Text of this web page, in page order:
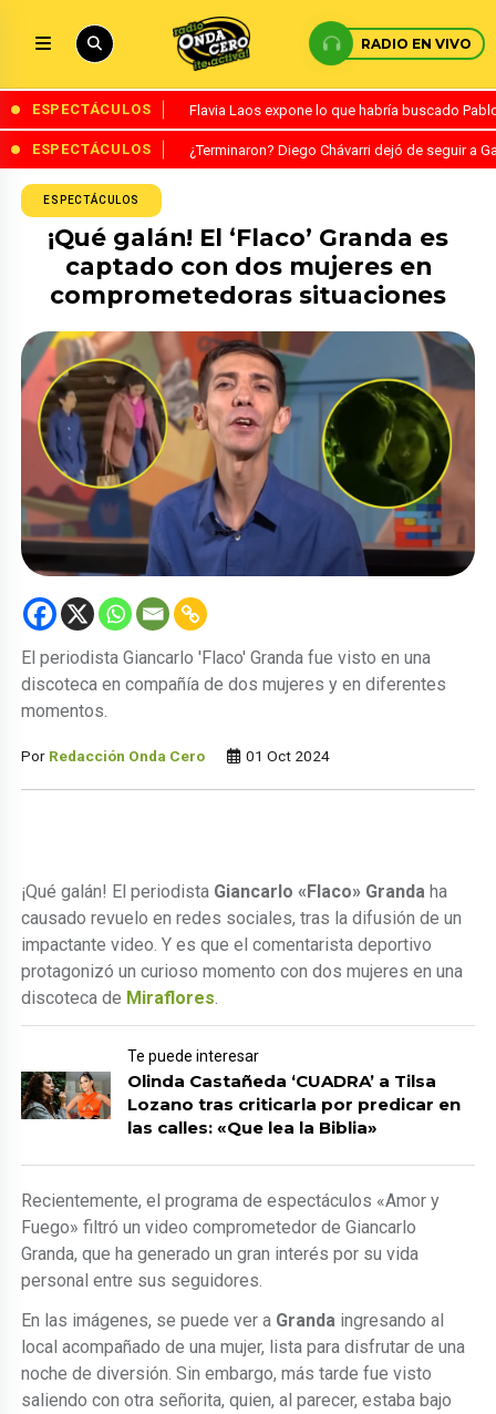
RADIO EN VIVO
ESPECTÁCULOS Flavia Laos expone lo que habría buscado
ESPECTÁCULOS ¿Terminaron? Diego Chávarri dejó de seguir a
ESPECTÁCULOS
¡Qué galán! El ‘Flaco’ Granda es
captado con dos mujeres en
comprometedoras situaciones
El periodista Giancarlo 'Flaco' Granda fue visto en una
discoteca en compañía de dos mujeres y en diferentes
momentos.
Por Redacción Onda Cero 01 Oct 2024
¡Qué galán! El periodista Giancarlo «Flaco» Granda ha
causado revuelo en redes sociales, tras la difusión de un
impactante video. Y es que el comentarista deportivo
protagonizó un curioso momento con dos mujeres en una
discoteca de Miraflores
Te puede interesar
Olinda Castañeda ‘CUADRA’ a Tilsa
Lozano tras criticarla por predicar en
las calles: «Que lea la Biblia»
Recientemente, el programa de espectáculos «Amor y
Fuego» filtró un video comprometedor de Giancarlo
Granda, que ha generado un gran interés por su vida
personal entre sus seguidores.
En las imágenes, se puede ver a Granda ingresando al
local acompañado de una mujer, lista para disfrutar de una
noche de diversión. Sin embargo, más tarde fue visto
saliendo con otra señorita, quien, al parecer, estaba bajo